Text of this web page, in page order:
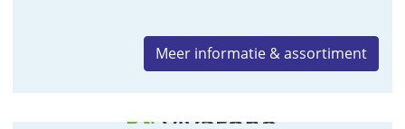
Meer informatie & assortiment